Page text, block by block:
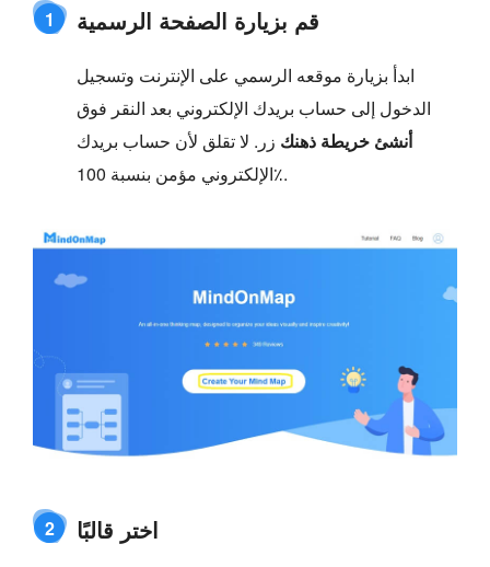
1 قم بزيارة الصفحة الرسمية
ابدأ بزيارة موقعه الرسمي على الإنترنت وتسجيل
الدخول إلى حساب بريدك الإلكتروني بعد النقر فوق
أنشئ خريطة ذهنك زر. لا تقلق لأن حساب بريدك
الإلكتروني مؤمن بنسبة 100٪.
2 اختر قالبًا